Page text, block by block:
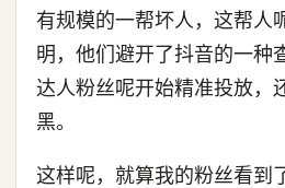
有规模的一帮坏人，这帮人
明，他们避开了抖音的一种
达人粉丝呢开始精准投放，
黑。
这样呢，就算我的粉丝看到